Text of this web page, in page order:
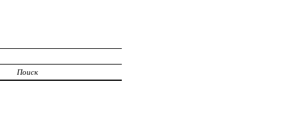
Поиск